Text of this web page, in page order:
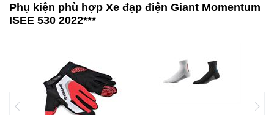
Phụ kiện phù hợp Xe đạp điện Giant Momentum
ISEE 530 2022***